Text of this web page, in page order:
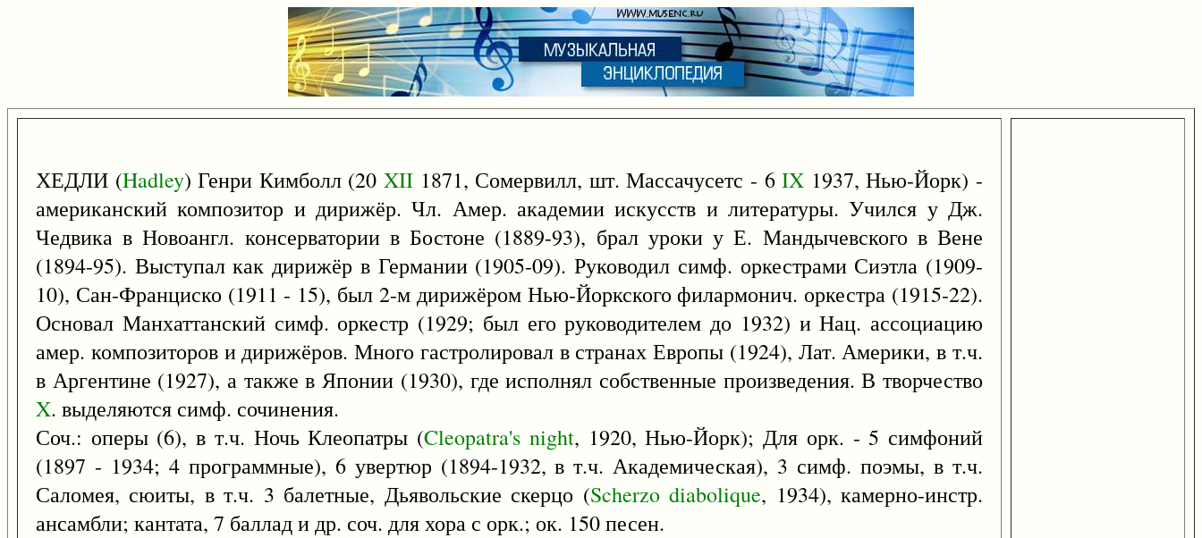
ХЕДЛИ (Hadley) Генри Кимболл (20XII 1871, Сомервилл, шт. Массачусетс - 6IX 1937, Нью-Йорк) -
американский композитор и дирижёр. Чл. Амер. академии искусств и литературы. Учился у Дж.
Чедвика в Новоангл. консерватории в Бостоне (1889-93), брал уроки у Е. Мандычевского в Вене
(1894-95). Выступал как дирижёр в Германии (1905-09). Руководил симф. оркестрами Сиэтла (1909-
10), Сан-Франциско (1911 - 15), был 2-м дирижёром Нью-Йоркского филармонич. оркестра (1915-22).
Основал Манхаттанский симф. оркестр (1929; был его руководителем до 1932) и Нац. ассоциацию
амер. композиторов и дирижёров. Много гастролировал в странах Европы (1924), Лат. Америки, в т.ч.
в Аргентине (1927), а также в Японии (1930), где исполнял собственные произведения. В творчество
X. выделяются симф. сочинения.
Соч.: оперы (6), в т.ч. Ночь Клеопатры (Cleopatra's night, 1920, Нью-Йорк); Для орк. - 5 симфоний
(1897 - 1934; 4 программные), 6 увертюр (1894-1932, в т.ч. Академическая), 3 симф. поэмы, в т.ч.
Саломея, сюиты, в т.ч. 3 балетные, Дьявольские скерцо (Scherzo diabolique, 1934), камерно-инстр.
ансамбли; кантата, 7 баллад и др. соч. для хора с орк.; ок. 150 песен.